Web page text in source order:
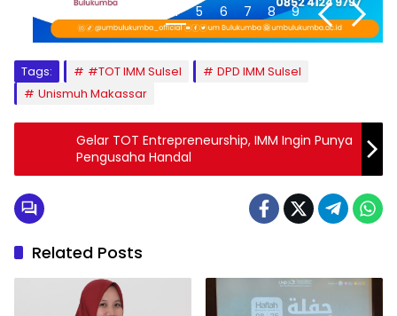
1 4 5 6 7 8 9
Tags: #TOT IMM Sulsel
DPD IMM Sulsel
Unismuh Makassar
Gelar TOT Entrepreneurship, IMM Ingin Punya
Pengusaha Handal
Related Posts